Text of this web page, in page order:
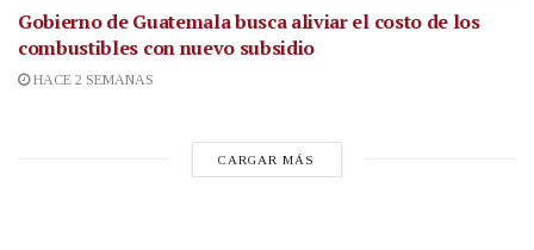
Gobierno de Guatemala busca aliviar el costo de los
combustibles con nuevo subsidio
HACE 2 SEMANAS
CARGAR MÁS